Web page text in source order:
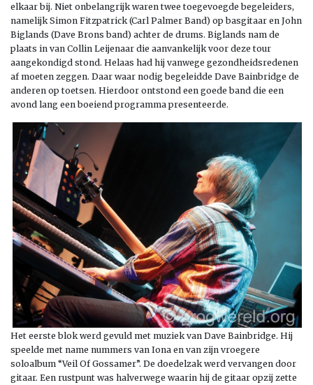
elkaar bij. Niet onbelangrijk waren twee toegevoegde begeleiders,
namelijk Simon Fitzpatrick (Carl Palmer Band) op basgitaar en John
Biglands (Dave Brons band) achter de drums. Biglands nam de
plaats in van Collin Leijenaar die aanvankelijk voor deze tour
aangekondigd stond. Helaas had hij vanwege gezondheidsredenen
af moeten zeggen. Daar waar nodig begeleidde Dave Bainbridge de
anderen op toetsen. Hierdoor ontstond een goede band die een
avond lang een boeiend programma presenteerde.
Het eerste blok werd gevuld met muziek van Dave Bainbridge. Hij
speelde met name nummers van Iona en van zijn vroegere
soloalbum “Veil Of Gossamer”. De doedelzak werd vervangen door
gitaar. Een rustpunt was halverwege waarin hij de gitaar opzij zette